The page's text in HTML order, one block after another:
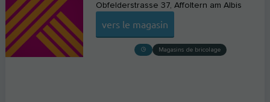
Obfelderstrasse 37 Affoltern am Albis
vers le magasin
Magasins de bricolage